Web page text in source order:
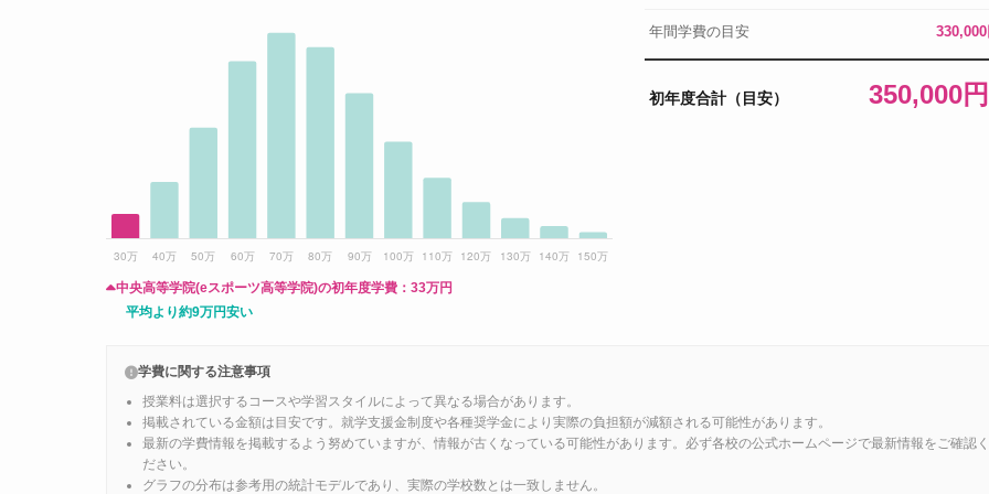
中央高等学院(eスポーツ高等学院)の初年度学費： 33万円
平均より約9万円安い
年間学費の目安
初年度合計（目安） 350,000
学費に関する注意事項
授業料は選択するコースや学習スタイルによって異なる場合があります。
掲載されている金額は目安です。就学支援金制度や各種奨学金により実際の負担額が減額される可能性があります。
最新の学費情報を掲載するよう努めていますが、情報が古くなっている可能性があります。必ず各校の公式ホームページで最新情報をご確認く
ださい。
グラフの分布は参考用の統計モデルであり、実際の学校数とは一致しません。